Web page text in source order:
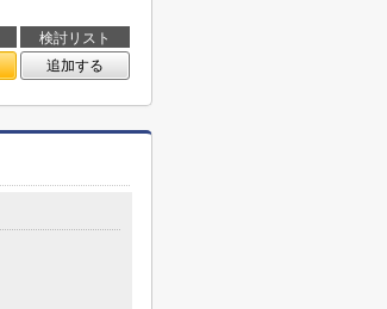
検討リスト
追加する